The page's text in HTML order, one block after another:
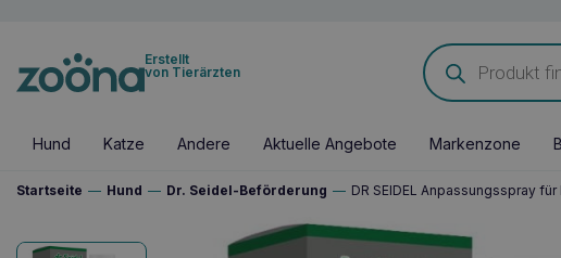
Erstellt
von Tierärzten
Products
search
Hund Katze Andere Aktuelle Angebote Markenzone
Startseite — Hund — Dr. Seidel-Beförderung — DR SEIDEL Anpassungsspray